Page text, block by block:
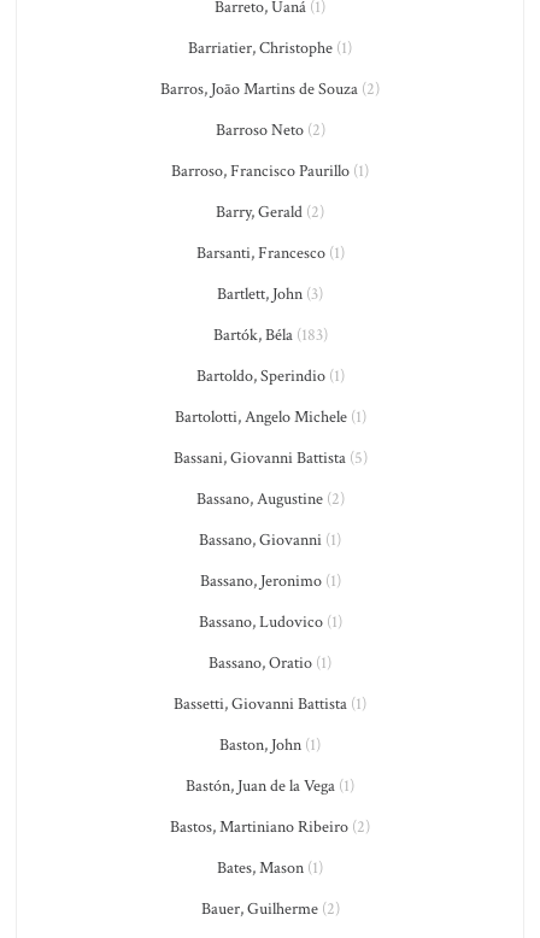
Barreto, Uaná (1)
Barriatier, Christophe (1)
Barros, João Martins de Souza (2)
Barroso Neto(2)
Barroso, Francisco Paurillo (1)
Barry, Gerald (2)
Barsanti, Francesco(1)
Bartlett, John (3)
Bartók, Béla(183)
Bartoldo, Sperindio(1)
Bartolotti, Angelo Michele(1)
Bassani, Giovanni Battista(5)
Bassano, Augustine(2)
Bassano, Giovanni (1)
Bassano, Jeronimo(1)
Bassano, Ludovico(1)
Bassano, Oratio (1)
Bassetti, Giovanni Battista (1)
Baston, John (1)
Bastón, Juan de la Vega (1)
Bastos, Martiniano Ribeiro (2)
Bates, Mason (1)
Bauer, Guilherme(2)